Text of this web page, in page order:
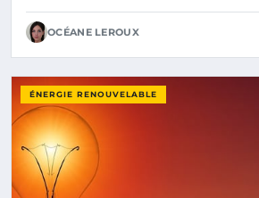
OCÉANE LEROUX
ÉNERGIE RENOUVELABLE